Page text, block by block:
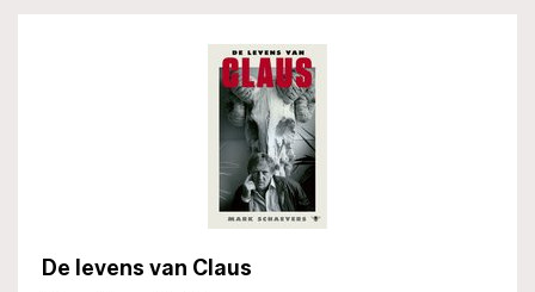
De levens van Claus